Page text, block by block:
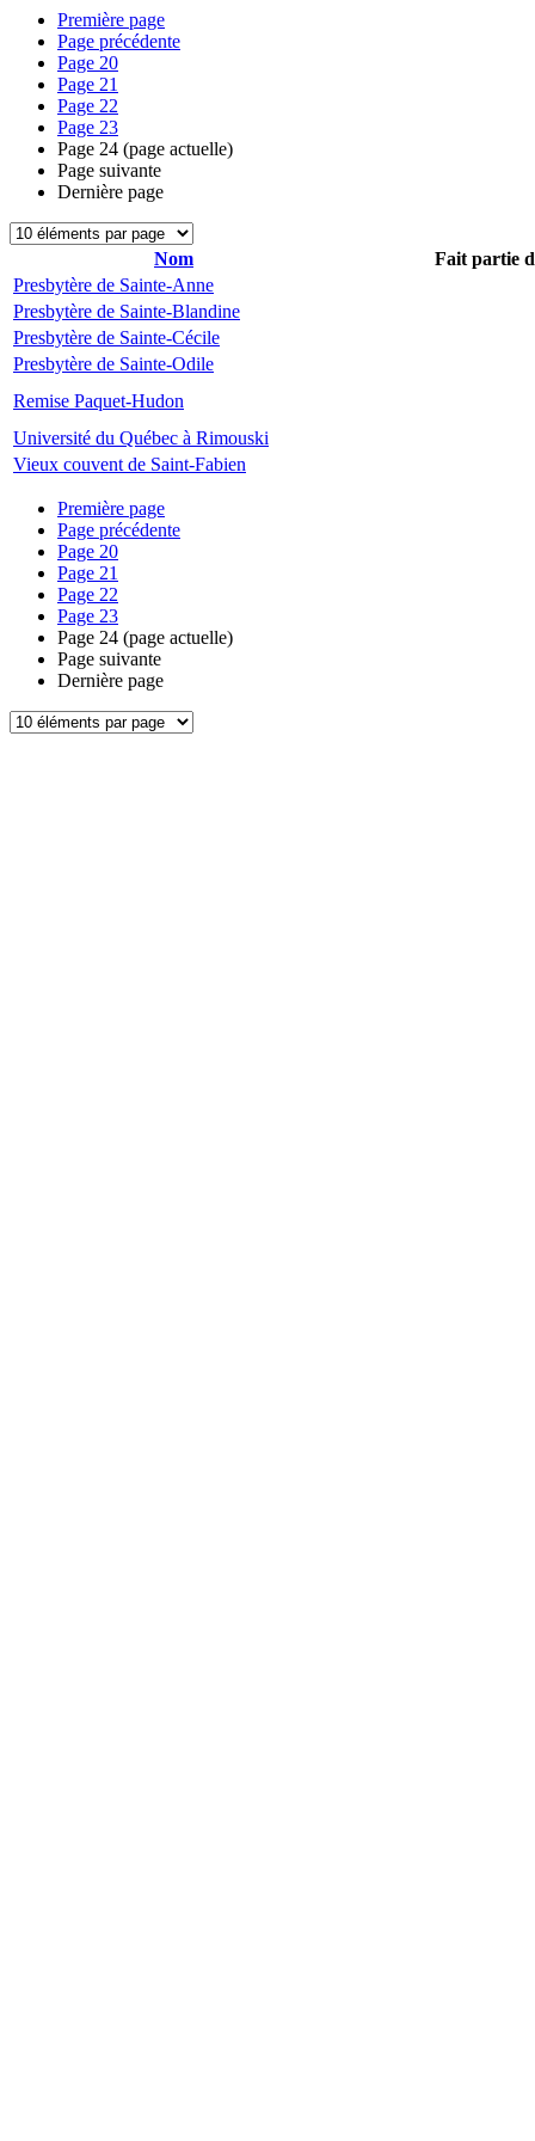
Première page
Page précédente
Page 20
Page 21
Page 22
Page 23
Page 24 (page actuelle)
Page suivante
Dernière page
Nom
Fait partie
Presbytère de Sainte-Anne
Presbytère de Sainte-Blandine
Presbytère de Sainte-Cécile
Presbytère de Sainte-Odile
Remise Paquet-Hudon
Université du Québec à Rimouski
Vieux couvent de Saint-Fabien
Première page
Page précédente
Page 20
Page 21
Page 22
Page 23
Page 24 (page actuelle)
Page suivante
Dernière page